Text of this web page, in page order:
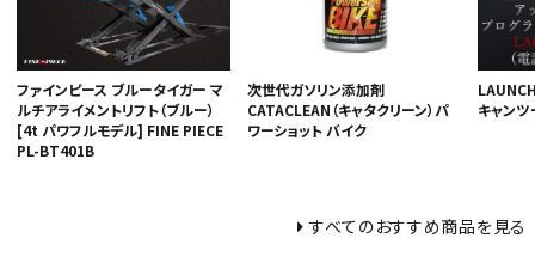
補助金で購入
ファインピース ブルータイガー マ
ルチアライメントリフト（ブルー）
[4t パワフルモデル] FINE PIECE
PL-BT401B
次世代ガソリン添加剤
CATACLEAN（キャタクリーン）パ
ワーショット バイク
キャンツ
すべてのおすすめ商品を見る